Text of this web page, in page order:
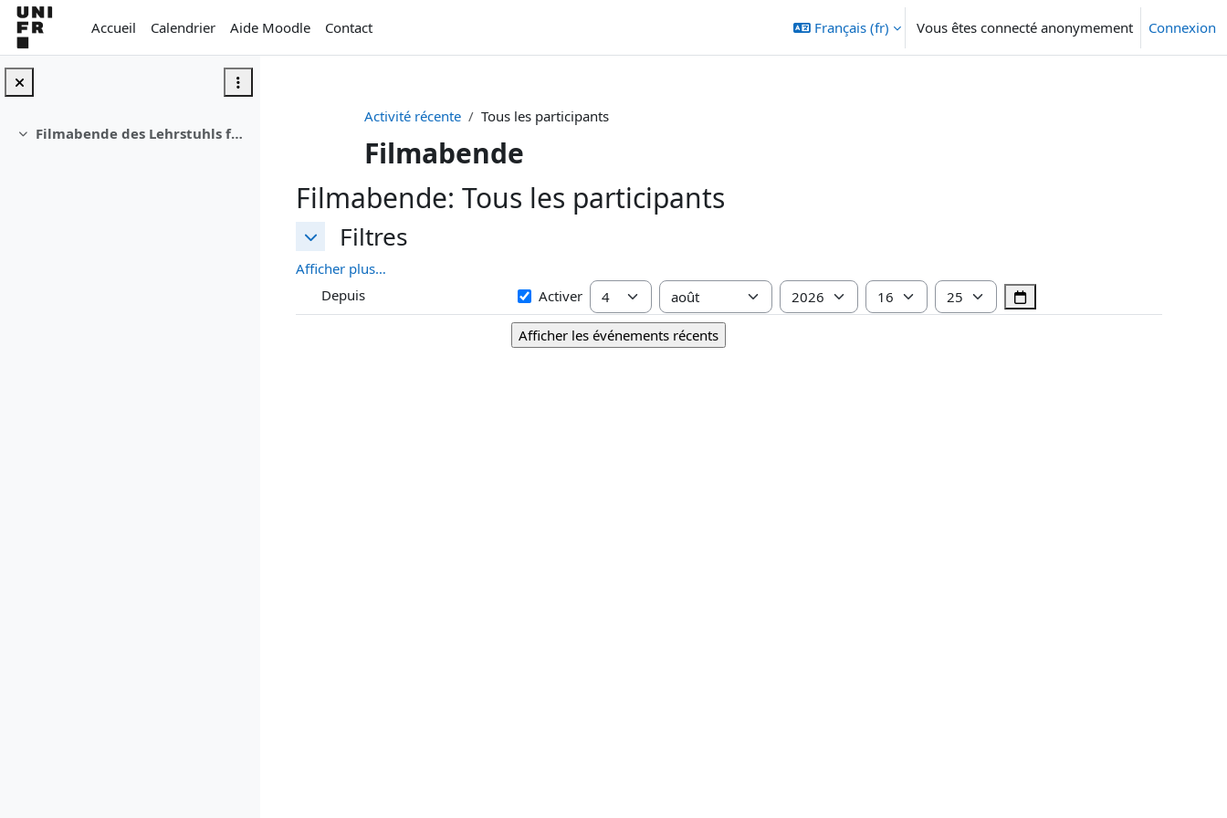
Passer au contenu principal
Accueil
Calendrier Aide Moodle Contact Français ‎(fr)‎ Vous êtes connecté anonymement Connexion
Replier Filmabende des Lehrstuhls für Strafrecht und Rechtsphilosphie
Activité récente Tous les participants
Filmabende
Filmabende: Tous les participants
Filtres
FiltresFiltres
Afficher plus…
Depuis
Depuis
Activer Jour Mois Année Heure Minute